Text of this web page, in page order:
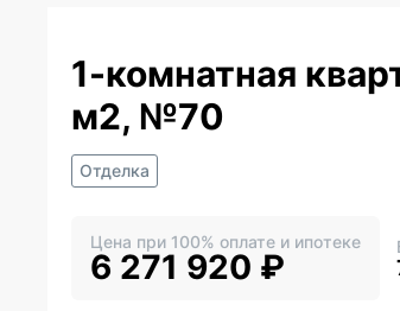
1-комнатная
м2, №70
Отделка
Цена при 100% оплате и ипотеке
6 271 920 ₽